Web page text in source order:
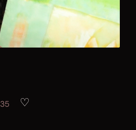
35 ♡